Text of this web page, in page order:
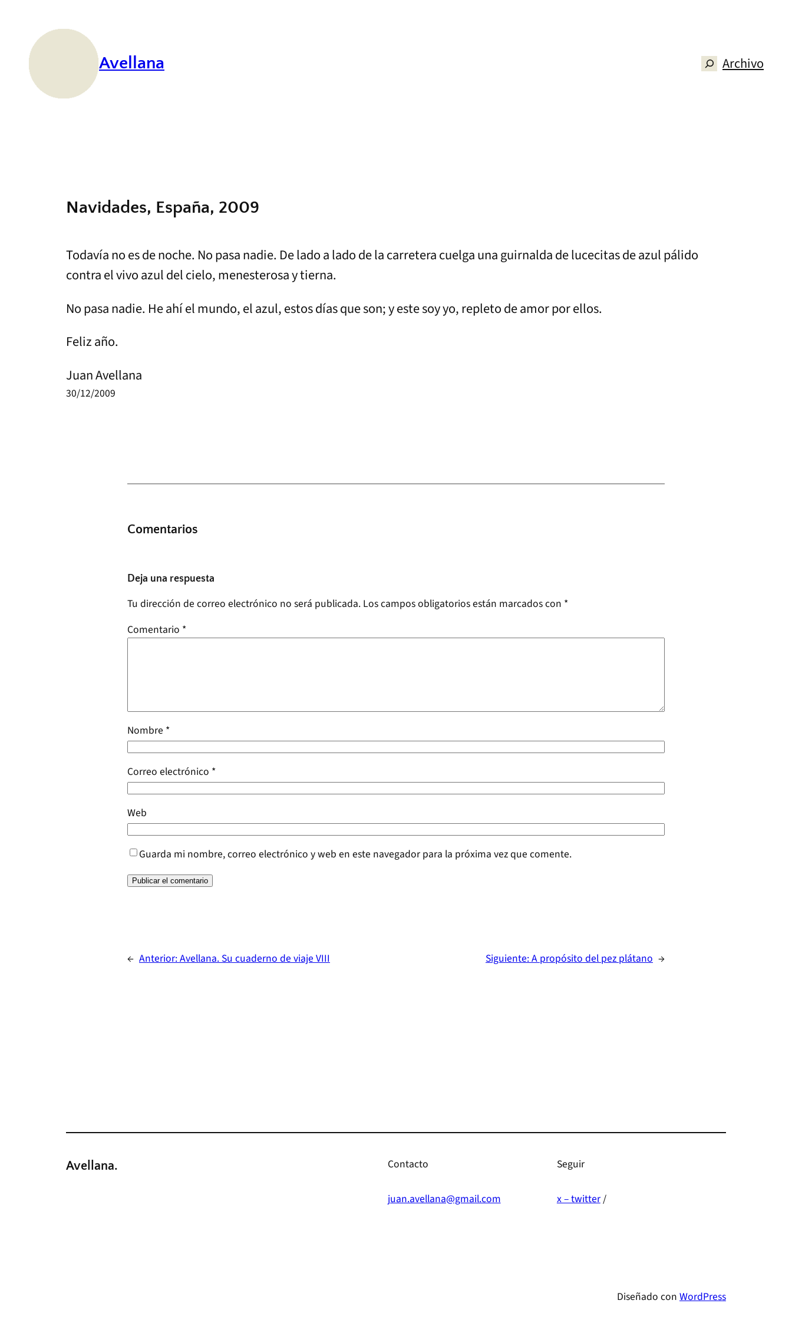
contenido
Avellana BuscarArchivo
Navidades, España, 2009
Todavía no es de noche. No pasa nadie. De lado a lado de la carretera cuelga una guirnalda de lucecitas de azul pálido
contra el vivo azul del cielo, menesterosa y tierna.
No pasa nadie. He ahí el mundo, el azul, estos días que son; y este soy yo, repleto de amor por ellos.
Feliz año.
Juan Avellana
30/12/2009
Comentarios
Deja una respuesta
Tu dirección de correo electrónico no será publicada. Los campos obligatorios están marcados con *
Comentario *
Nombre *
Correo electrónico *
Web
Guarda mi nombre, correo electrónico y web en este navegador para la próxima vez que comente.
← Anterior:Avellana. Su cuaderno de viaje VIII Siguiente:A propósito del pez plátano →
Avellana. Contacto
juan.avellana@gmail.com
Seguir
x – twitter/
Diseñado con WordPress